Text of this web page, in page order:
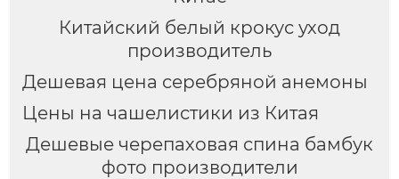
Китайский белый крокус уход
производитель
Дешевая цена серебряной анемоны
Цены на чашелистики из Китая
Дешевые черепаховая спина бамбук
фото производители